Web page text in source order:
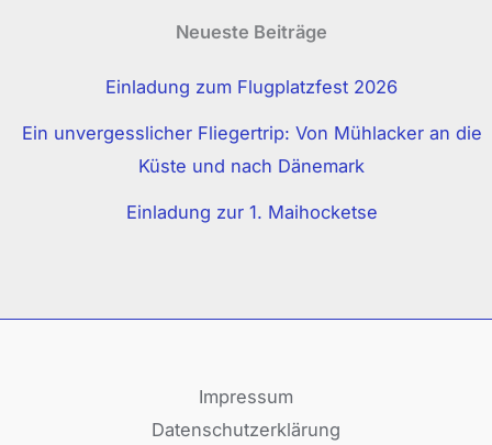
Neueste Beiträge
Einladung zum Flugplatzfest 2026
Ein unvergesslicher Fliegertrip: Von Mühlacker an die
Küste und nach Dänemark
Einladung zur 1. Maihocketse
Impressum
Datenschutzerklärung